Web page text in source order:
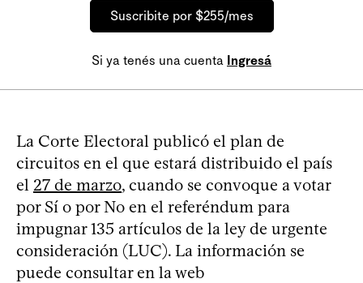
Suscribite por $255/mes
Si ya tenés una cuenta Ingresá
La Corte Electoral publicó el plan de
circuitos en el que estará distribuido el país
el 27 de marzo, cuando se convoque a votar
por Sí o por No en el referéndum para
impugnar 135 artículos de la ley de urgente
consideración (LUC). La información se
puede consultar en la web